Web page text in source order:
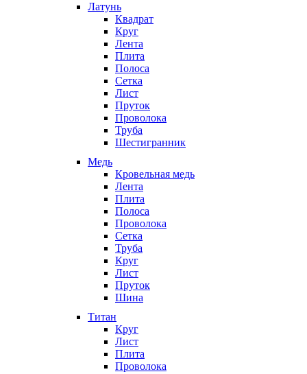
Латунь
Квадрат
Круг
Лента
Плита
Полоса
Сетка
Лист
Пруток
Проволока
Труба
Шестигранник
Медь
Кровельная медь
Лента
Плита
Полоса
Проволока
Сетка
Труба
Круг
Лист
Пруток
Шина
Титан
Круг
Лист
Плита
Проволока